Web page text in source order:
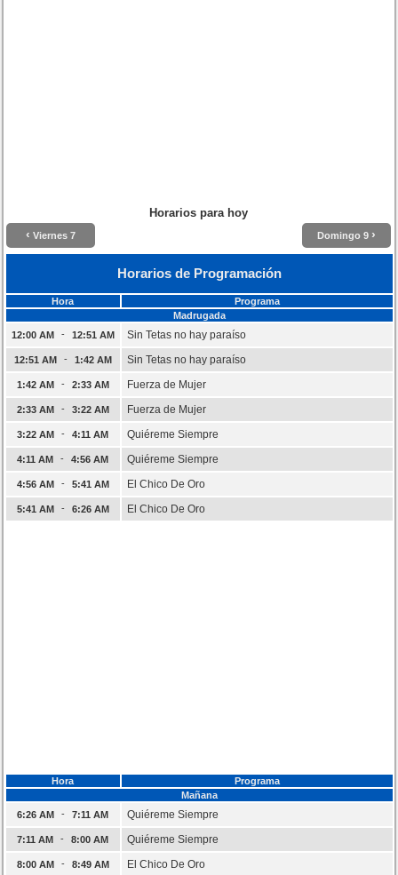
Horarios para hoy
‹ Viernes 7 Domingo 9 ›
Horarios de Programación
Hora
Programa
Madrugada
12:00 AM
- 12:51 AM Sin Tetas no hay paraíso
12:51 AM - 1:42 AM Sin Tetas no hay paraíso
1:42 AM - 2:33 AM Fuerza de Mujer
2:33 AM - 3:22 AM Fuerza de Mujer
3:22 AM - 4:11 AM Quiéreme Siempre
4:11 AM - 4:56 AM Quiéreme Siempre
4:56 AM - 5:41 AM El Chico De Oro
5:41 AM - 6:26 AM El Chico De Oro
Hora
Programa
Mañana
6:26 AM
- 7:11 AM Quiéreme Siempre
7:11 AM - 8:00 AM Quiéreme Siempre
8:00 AM - 8:49 AM El Chico De Oro